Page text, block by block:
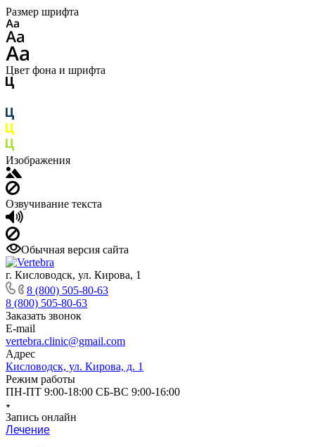
Размер шрифта
Цвет фона и шрифта
Изображения
Озвучивание текста
Обычная версия сайта
г. Кисловодск, ул. Кирова, 1
8 (800) 505-80-63
8 (800) 505-80-63
Заказать звонок
E-mail
vertebra.clinic@gmail.com
Адрес
Кисловодск, ул. Кирова, д. 1
Режим работы
ПН-ПТ 9:00-18:00 СБ-ВС 9:00-16:00
Запись онлайн
Лечение